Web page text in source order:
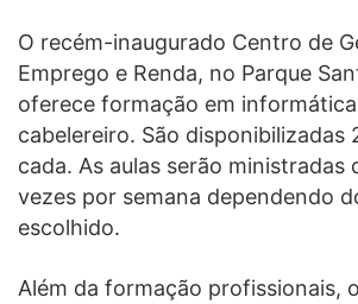
O recém-inaugurado Centro de
Emprego e Renda, no Parque
oferece formação em
cabelereiro. São disponibilizadas
cada. As aulas serão ministradas
vezes por semana dependendo
escolhido.
Além da formação profissionais,